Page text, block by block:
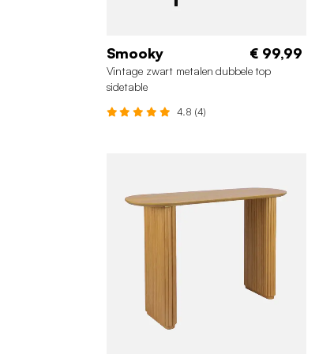
Smooky € 99,99
Vintage zwart metalen dubbele top
sidetable
4.8 (4)